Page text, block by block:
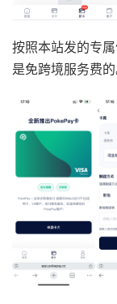
按照本站发的专
是免跨境服务费的